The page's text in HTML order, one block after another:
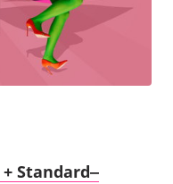
+ Standard‒